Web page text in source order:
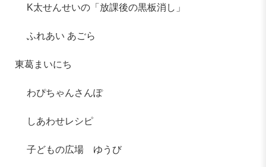
K太せんせいの「放課後の黒板消し」
ふれあい あごら
東葛まいにち
わぴちゃんさんぽ
しあわせレシピ
子どもの広場 ゆうび